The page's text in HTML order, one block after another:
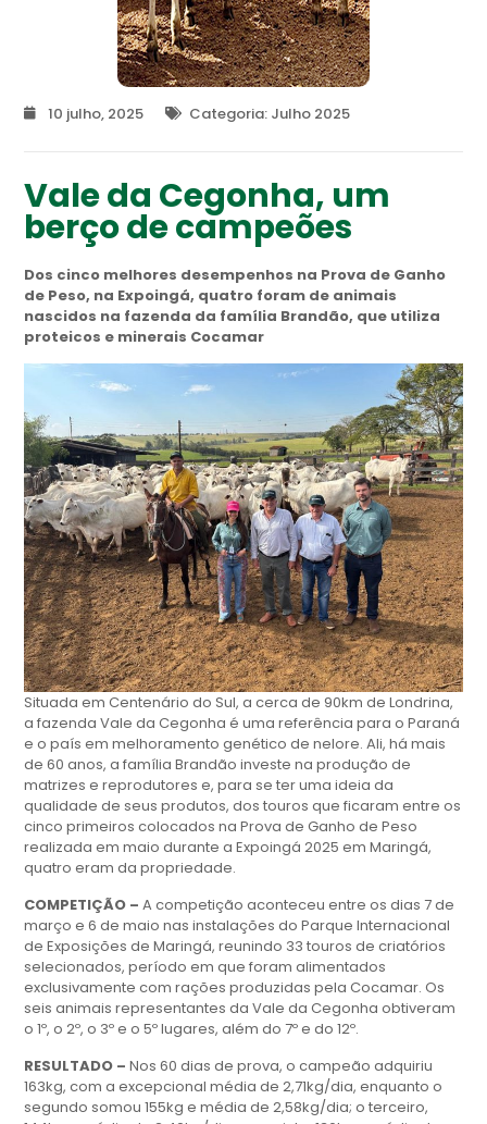
10 julho, 2025 Categoria: Julho 2025
Vale da Cegonha, um
berço de campeões
Dos cinco melhores desempenhos na Prova de Ganho
de Peso, na Expoingá, quatro foram de animais
nascidos na fazenda da família Brandão, que utiliza
proteicos e minerais Cocamar
Situada em Centenário do Sul, a cerca de 90km de Londrina,
a fazenda Vale da Cegonha é uma referência para o Paraná
e o país em melhoramento genético de nelore. Ali, há mais
de 60 anos, a família Brandão investe na produção de
matrizes e reprodutores e, para se ter uma ideia da
qualidade de seus produtos, dos touros que ficaram entre os
cinco primeiros colocados na Prova de Ganho de Peso
realizada em maio durante a Expoingá 2025 em Maringá,
quatro eram da propriedade.
COMPETIÇÃO –A competição aconteceu entre os dias 7 de
março e 6 de maio nas instalações do Parque Internacional
de Exposições de Maringá, reunindo 33 touros de criatórios
selecionados, período em que foram alimentados
exclusivamente com rações produzidas pela Cocamar. Os
seis animais representantes da Vale da Cegonha obtiveram
o 1º, o 2º, o 3º e o 5º lugares, além do 7º e do 12º.
RESULTADO –Nos 60 dias de prova, o campeão adquiriu
163kg, com a excepcional média de 2,71kg/dia, enquanto o
segundo somou 155kg e média de 2,58kg/dia; o terceiro,